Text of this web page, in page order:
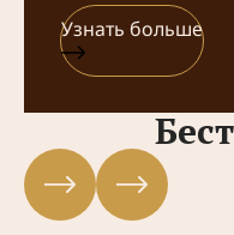
Узнать больше